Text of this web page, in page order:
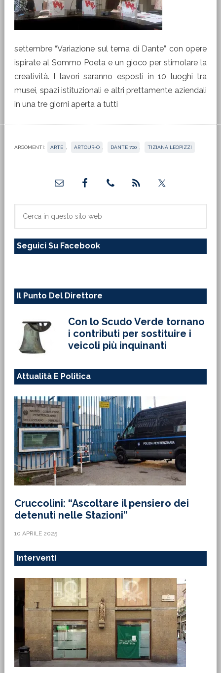
settembre “Variazione sul tema di Dante” con opere
ispirate al Sommo Poeta e un gioco per stimolare la
creatività. I lavori saranno esposti in 10 luoghi tra
musei, spazi istituzionali e altri prettamente aziendali
in una tre giorni aperta a tutti
ARGOMENTI: ARTE ARTOUR-O DANTE 700 TIZIANA LEOPIZZI
primaria
sito
Seguici Su Facebook
Il Punto Del Direttore
Con lo Scudo Verde tornano
i contributi per sostituire i
veicoli più inquinanti
Attualità E Politica
Cruccolini: “Ascoltare il pensiero dei
detenuti nelle Stazioni”
10 APRILE 2025
Interventi